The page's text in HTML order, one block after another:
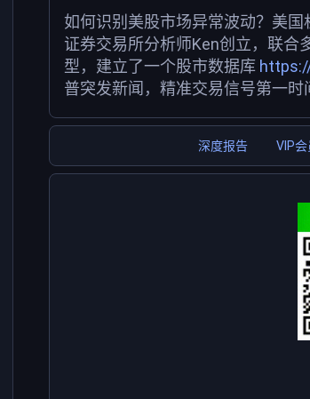
如何识别美股市场异常波动？美
证券交易所分析师Ken创立，联合
型，建立了一个股市数据库
普突发新闻，精准交易信号第一时
深度报告 VIP会